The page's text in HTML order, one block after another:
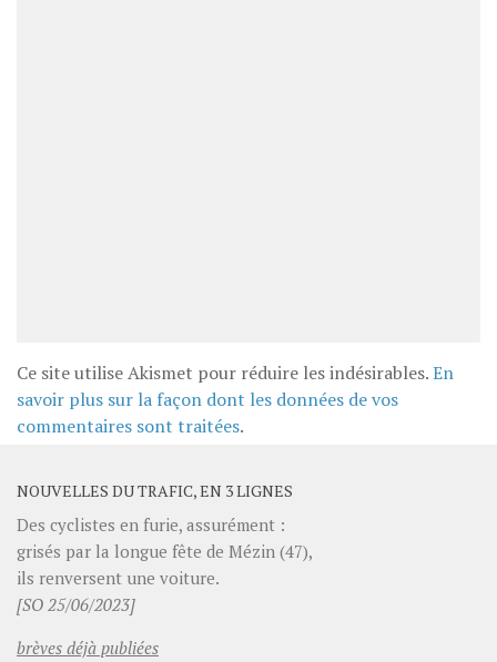
Ce site utilise Akismet pour réduire les indésirables.En
savoir plus sur la façon dont les données de vos
commentaires sont traitées.
NOUVELLES DU TRAFIC, EN 3 LIGNES
Des cyclistes en furie, assurément :
grisés par la longue fête de Mézin (47),
ils renversent une voiture.
[SO 25/06/2023]
brèves déjà publiées